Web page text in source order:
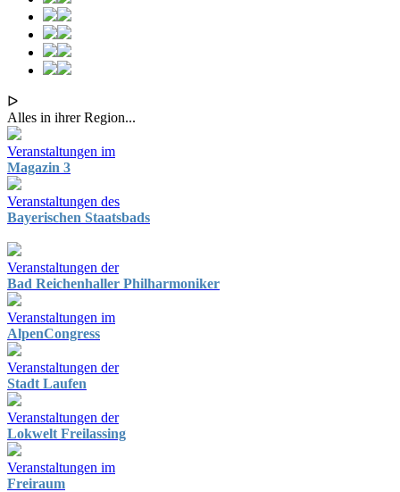
ᐅ
Alles in ihrer Region...
Veranstaltungen im
Magazin 3
Veranstaltungen des
Bayerischen Staatsbads
Veranstaltungen der
Bad Reichenhaller Philharmoniker
Veranstaltungen im
AlpenCongress
Veranstaltungen der
Stadt Laufen
Veranstaltungen der
Lokwelt Freilassing
Veranstaltungen im
Freiraum